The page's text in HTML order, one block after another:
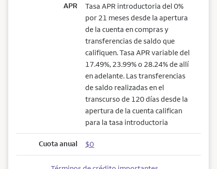
APR
Tasa APR introductoria del 0%
por 21 meses desde la apertura
de la cuenta en compras y
transferencias de saldo que
califiquen. Tasa APR variable del
17.49%, 23.99% o 28.24% de allí
en adelante. Las transferencias
de saldo realizadas en el
transcurso de 120 días desde la
apertura de la cuenta califican
para la tasa introductoria
Cuota anual $0